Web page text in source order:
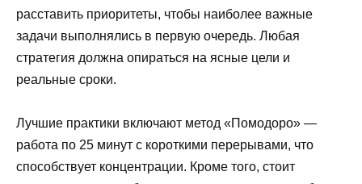
расставить приоритеты, чтобы наиболее важные
задачи выполнялись в первую очередь. Любая
стратегия должна опираться на ясные цели и
реальные сроки.
Лучшие практики включают метод «Помодоро» —
работа по 25 минут с короткими перерывами, что
способствует концентрации. Кроме того, стоит